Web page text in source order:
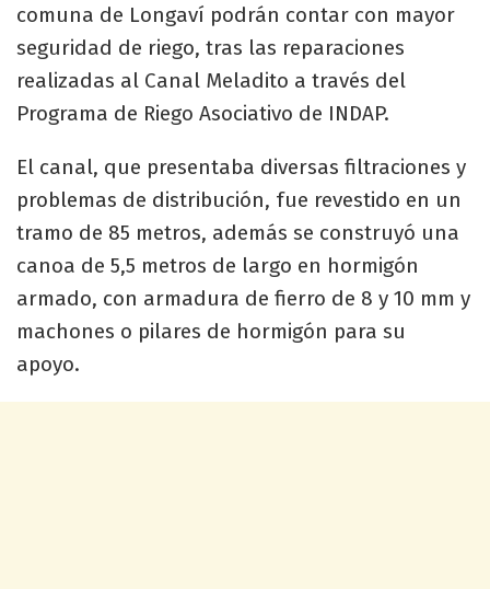
comuna de Longaví podrán contar con mayor
seguridad de riego, tras las reparaciones
realizadas al Canal Meladito a través del
Programa de Riego Asociativo de INDAP.
El canal, que presentaba diversas filtraciones y
problemas de distribución, fue revestido en un
tramo de 85 metros, además se construyó una
canoa de 5,5 metros de largo en hormigón
armado, con armadura de fierro de 8 y 10 mm y
machones o pilares de hormigón para su
apoyo.